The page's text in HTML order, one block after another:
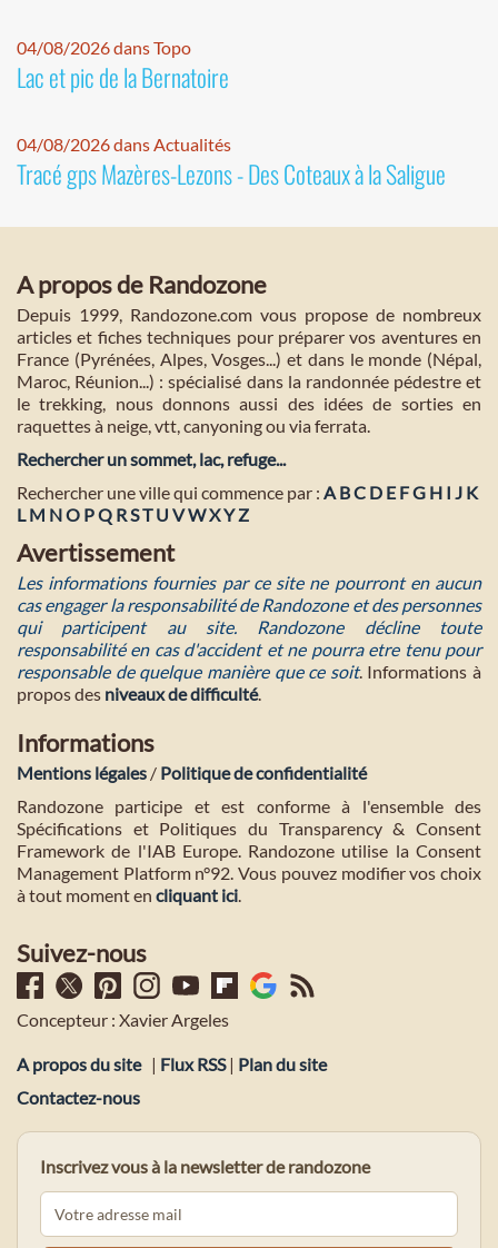
04/08/2026 dans Topo
Lac et pic de la Bernatoire
04/08/2026 dans Actualités
Tracé gps Mazères-Lezons - Des Coteaux à la Saligue
A propos de Randozone
Depuis 1999, Randozone.com vous propose de nombreux
articles et fiches techniques pour préparer vos aventures en
France (Pyrénées, Alpes, Vosges...) et dans le monde (Népal,
Maroc, Réunion...) : spécialisé dans la randonnée pédestre et
le trekking, nous donnons aussi des idées de sorties en
raquettes à neige, vtt, canyoning ou via ferrata.
Rechercher un sommet, lac, refuge...
Rechercher une ville qui commence par : A BC D E FG H I J K
L M NO PQ RST U VWXYZ
Avertissement
Les informations fournies par ce site ne pourront en aucun
cas engager la responsabilité de Randozone et des personnes
qui participent au site. Randozone décline toute
responsabilité en cas d'accident et ne pourra etre tenu pour
responsable de quelque manière que ce soit. Informations à
propos des niveaux de difficulté.
Informations
Mentions légales / Politique de confidentialité
Randozone participe et est conforme à l'ensemble des
Spécifications et Politiques du Transparency & Consent
Framework de l'IAB Europe. Randozone utilise la Consent
Management Platform n°92. Vous pouvez modifier vos choix
à tout moment en cliquant ici.
Suivez-nous
Concepteur : Xavier Argeles
A propos du site | Flux RSS| Plan du site
Contactez-nous
Inscrivez vous à la newsletter de randozone